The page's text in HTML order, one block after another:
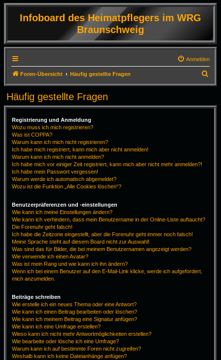
Infoboard des Heimatpflegers im WRG
Braunschweig
Anmelden
Foren-Übersicht Häufig gestellte Fragen
u
h
Häufig gestellte Fragen
Registrierung und Anmeldung
Wozu muss ich mich registrieren?
Was ist COPPA?
Warum kann ich mich nicht registrieren?
Ich habe mich registriert, kann mich aber nicht anmelden!
Warum kann ich mich nicht anmelden?
Ich habe mich vor einiger Zeit registriert, kann mich aber nicht mehr anmelden?!
Ich habe mein Passwort vergessen!
Warum werde ich automatisch abgemeldet?
Wozu ist die Funktion „Alle Cookies löschen“?
Benutzerpräferenzen und -einstellungen
Wie kann ich meine Einstellungen ändern?
Wie kann ich verhindern, dass mein Benutzername in der Online-Liste auftaucht?
Die Forenuhr geht falsch!
Ich habe die Zeitzone eingestellt, aber die Forenuhr geht immer noch falsch!
Meine Sprache steht auf diesem Board nicht zur Auswahl!
Was sind das für Bilder, die bei meinem Benutzernamen angezeigt werden?
Wie verwende ich einen Avatar?
Was ist mein Rang und wie kann ich ihn ändern?
Wenn ich bei einem Benutzer auf den E-Mail-Link klicke, werde ich aufgefordert,
mich anzumelden.
Beiträge schreiben
Wie erstelle ich ein neues Thema oder eine Antwort?
Wie kann ich einen Beitrag bearbeiten oder löschen?
Wie kann ich meinem Beitrag eine Signatur anfügen?
Wie kann ich eine Umfrage erstellen?
Wieso kann ich nicht mehr Antwortmöglichkeiten erstellen?
Wie bearbeite oder lösche ich eine Umfrage?
Warum kann ich auf bestimmte Foren nicht zugreifen?
Weshalb kann ich keine Dateianhänge anfügen?